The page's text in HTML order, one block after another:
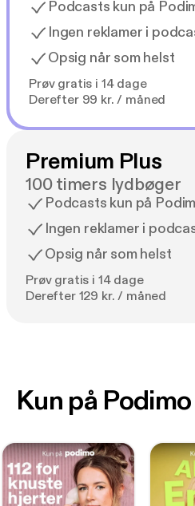
Podcasts kun på
Ingen reklamer i
Opsig når som helst
Prøv gratis i 14 dage
Derefter 99 kr. / måned
Premium Plus
100 timers lydbøger
Podcasts kun på
Ingen reklamer i
Opsig når som helst
Prøv gratis i 14 dage
Derefter 129 kr. / måned
Kun på Podimo